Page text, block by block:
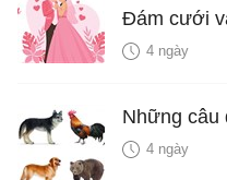
Đám cưới
là bao nhiêu
4 ngày
Những câu
4 ngày